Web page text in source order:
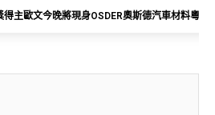
主歐文今晚將現身OSDER奧斯德汽車材料粵超